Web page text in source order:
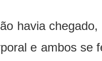
havia
e ambos se